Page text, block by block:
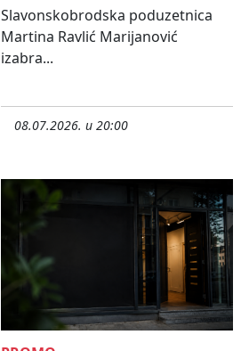
Slavonskobrodska poduzetnica
Martina Ravlić Marijanović
izabra...
08.07.2026. u 20:00